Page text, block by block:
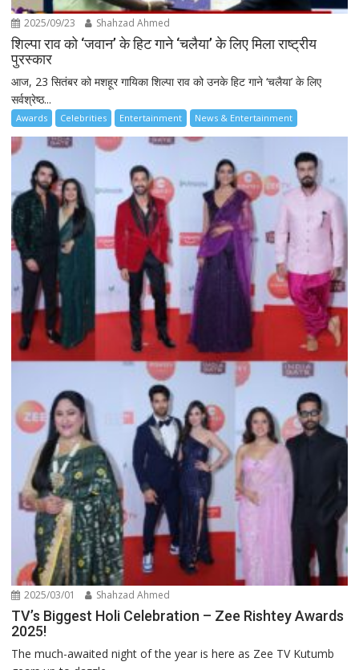
2025/09/23 Shahzad Ahmed
शिल्पा राव को ‘जवान’ के हिट गाने ‘चलैया’ के लिए मिला राष्ट्रीय
पुरस्कार
आज, 23 सितंबर को मशहूर गायिका शिल्पा राव को उनके हिट गाने ‘चलैया’ के लिए
सर्वश्रेष्ठ...
Awards Celebrities Entertainment News & Entertainment
2025/03/01 Shahzad Ahmed
TV’s Biggest Holi Celebration – Zee Rishtey Awards
2025!
The much-awaited night of the year is here as Zee TV Kutumb